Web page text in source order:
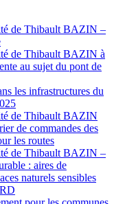
de Thibault BAZIN –
de Thibault BAZIN à
au sujet du pont de
les infrastructures du
de Thibault BAZIN
de commandes des
les routes
de Thibault BAZIN –
: aires de
naturels sensibles